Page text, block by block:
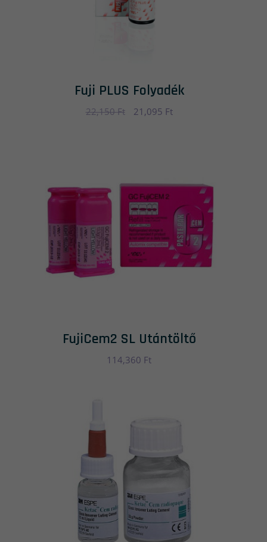
Fuji PLUS Folyadék
22,150Ft
Original
21,095 Ft
FujiCem2 SL Utántöltő
114,360 Ft